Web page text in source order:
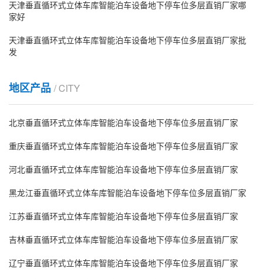
天津垂直循环式立体车库智能泊车设备地下停车位多层直销厂家哪
家好
天津垂直循环式立体车库智能泊车设备地下停车位多层直销厂家批
发
地区产品 / CITY
北京垂直循环式立体车库智能泊车设备地下停车位多层直销厂家
重庆垂直循环式立体车库智能泊车设备地下停车位多层直销厂家
河北垂直循环式立体车库智能泊车设备地下停车位多层直销厂家
黑龙江垂直循环式立体车库智能泊车设备地下停车位多层直销厂家
江苏垂直循环式立体车库智能泊车设备地下停车位多层直销厂家
吉林垂直循环式立体车库智能泊车设备地下停车位多层直销厂家
辽宁垂直循环式立体车库智能泊车设备地下停车位多层直销厂家